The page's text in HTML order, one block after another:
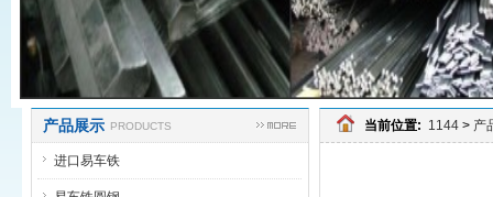
产品展示 PRODUCTS
进口易车铁
当前位置: 1144 > 产